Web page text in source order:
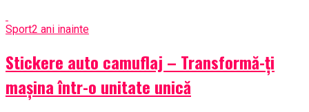
Sport2 ani inainte
Stickere auto camuflaj – Transformă-ți
mașina într-o unitate unică